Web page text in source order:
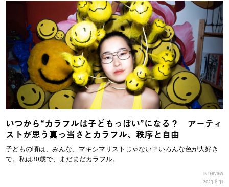
いつから“カラフルは子どもっぽい”になる？ アーティ
ストが思う真っ当さとカラフル、秩序と自由
子どもの頃は、みんな、マキシマリストじゃない？いろんな色が大好き
で。私は30歳で、まだまだカラフル。
INTERVIEW
2023.8.31